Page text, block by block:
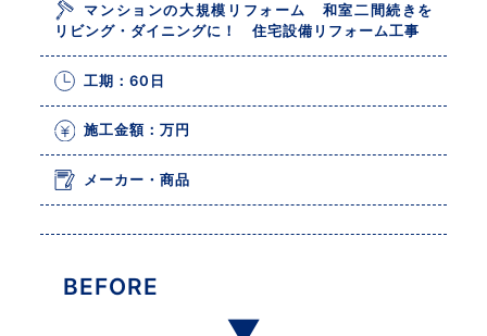
マンションの大規模リフォーム 和室二間続きを
リビング・ダイニングに！ 住宅設備リフォーム工事
工期：60日
施工金額：万円
メーカー・商品
BEFORE